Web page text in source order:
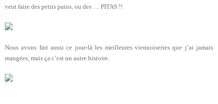
veut faire des petits pains, ou des … PITAS !!
Nous avons fait aussi ce jour-là les meilleures viennoiseries que j’ai jamais
mangées, mais ça c’est un autre histoire.